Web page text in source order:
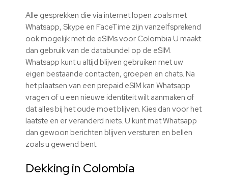
Alle gesprekken die via internet lopen zoals met
Whatsapp, Skype en FaceTime zijn vanzelfsprekend
ook mogelijk met de eSIMs voor Colombia U maakt
dan gebruik van de databundel op de eSIM.
Whatsapp kunt u altijd blijven gebruiken met uw
eigen bestaande contacten, groepen en chats. Na
het plaatsen van een prepaid eSIM kan Whatsapp
vragen of u een nieuwe identiteit wilt aanmaken of
dat alles bij het oude moet blijven. Kies dan voor het
laatste en er veranderd niets. U kunt met Whatsapp
dan gewoon berichten blijven versturen en bellen
zoals u gewend bent.
Dekking in Colombia